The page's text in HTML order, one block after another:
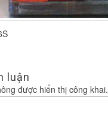
luận
được hiển thị công khai.